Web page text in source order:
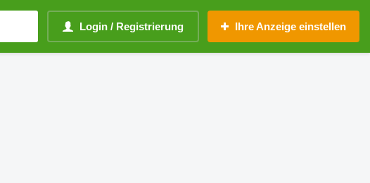
Login / Registrierung Ihre Anzeige einstellen